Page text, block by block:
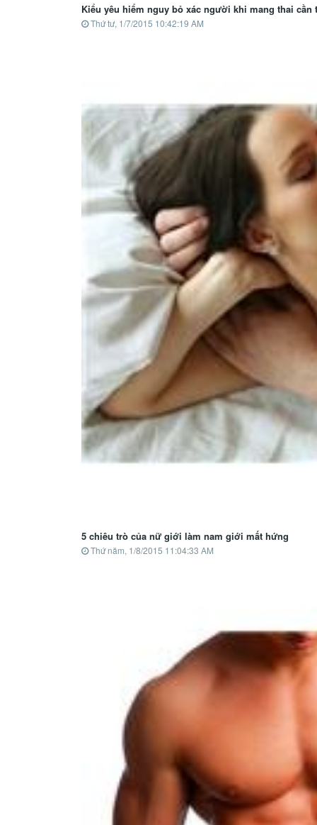
Kiểu yêu hiểm nguy bỏ xác người khi mang thai cần
Thứ tư, 1/7/2015 10:42:19 AM
5 chiêu trò của nữ giới làm nam giới mất hứng
Thứ năm, 1/8/2015 11:04:33 AM